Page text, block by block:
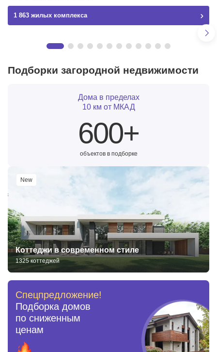
1 863 жилых комплекса
Вся элитная недвижимость Москвы и МО
Подборки загородной недвижимости
Дома в пределах
10 км от МКАД
600+
объектов в подборке
New
Коттеджи в современном стиле
1325 коттеджей
Спецпредложение!
Подборка домов
по сниженным
ценам